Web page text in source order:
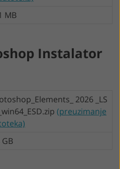
MB
Instalator
2026 _LS
(preuzimanje
GB